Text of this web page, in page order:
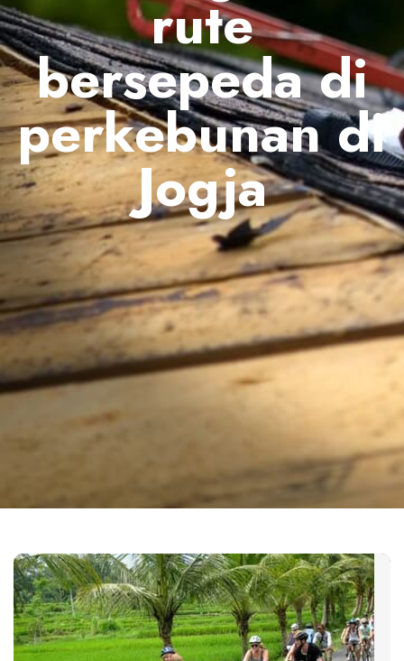
rute
bersepeda di
perkebunan di
Jogja